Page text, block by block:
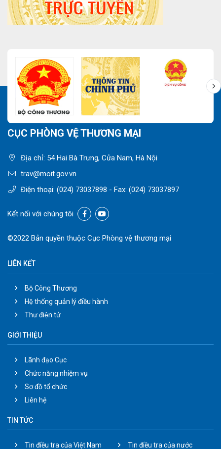
CỤC PHÒNG VỆ THƯƠNG MẠI
Địa chỉ: 54 Hai Bà Trưng, Cửa Nam, Hà Nội
trav@moit.gov.vn
Điện thoại: (024) 73037898 - Fax: (024) 73037897
Kết nối với chúng tôi
©2022 Bản quyền thuộc Cục Phòng vệ thương mại
LIÊN KẾT
Bộ Công Thương
Hệ thống quản lý điều hành
Thư điện tử
GIỚI THIỆU
Lãnh đạo Cục
Chức năng nhiệm vụ
Sơ đồ tổ chức
Liên hệ
TIN TỨC
Tin điều tra của Việt Nam Tin điều tra của nước